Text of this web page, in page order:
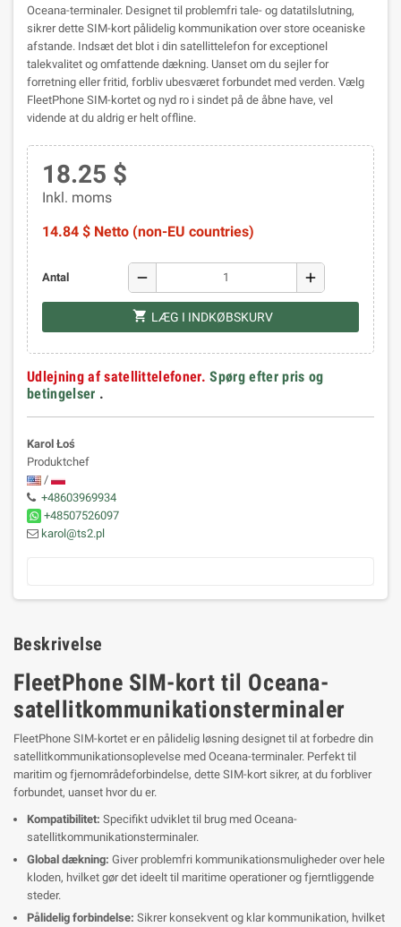
Oceana-terminaler. Designet til problemfri tale- og datatilslutning,
sikrer dette SIM-kort pålidelig kommunikation over store oceaniske
afstande. Indsæt det blot i din satellittelefon for exceptionel
talekvalitet og omfattende dækning. Uanset om du sejler for
forretning eller fritid, forbliv ubesværet forbundet med verden. Vælg
FleetPhone SIM-kortet og nyd ro i sindet på de åbne have, vel
vidende at du aldrig er helt offline.
18.25 $
Inkl. moms
14.84 $ Netto (non-EU countries)
Antal remove add
shopping_cart LÆG I INDKØBSKURV
Udlejning af satellittelefoner. Spørg efter pris og
betingelser .
Karol Łoś
Produktchef
/
+48603969934
+48507526097
karol@ts2.pl
Beskrivelse
FleetPhone SIM-kort til Oceana-
satellitkommunikationsterminaler
FleetPhone SIM-kortet er en pålidelig løsning designet til at forbedre din
satellitkommunikationsoplevelse med Oceana-terminaler. Perfekt til
maritim og fjernområdeforbindelse, dette SIM-kort sikrer, at du forbliver
forbundet, uanset hvor du er.
Kompatibilitet: Specifikt udviklet til brug med Oceana-
satellitkommunikationsterminaler.
Global dækning: Giver problemfri kommunikationsmuligheder over hele
kloden, hvilket gør det ideelt til maritime operationer og fjerntliggende
steder.
Pålidelig forbindelse: Sikrer konsekvent og klar kommunikation, hvilket